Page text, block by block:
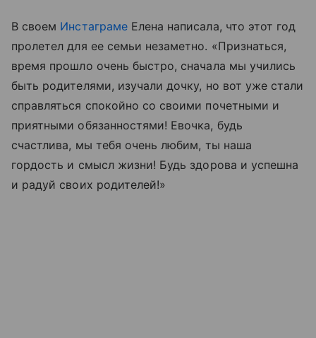
В своем ИнстаграмеЕлена написала, что этот год
пролетел для ее семьи незаметно. «Признаться,
время прошло очень быстро, сначала мы учились
быть родителями, изучали дочку, но вот уже стали
справляться спокойно со своими почетными и
приятными обязанностями! Евочка, будь
счастлива, мы тебя очень любим, ты наша
гордость и смысл жизни! Будь здорова и успешна
и радуй своих родителей!»